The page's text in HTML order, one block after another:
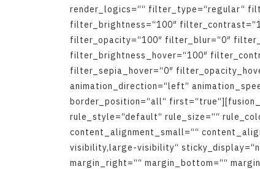
render logics=““ filter type=“regular“ filt
filter brightness=“100″ filter contrast=“1
filter opacity=“100″ filter blur=“0″ filter
filter brightness hover=“100″ filter cont
filter sepia hover=“0″ filter opacity hov
animation direction=“left“ animation spe
border position=“all“ first=“true“][fusion
rule style=“default“ rule size=““ rule col
content alignment small=““ content alig
visibility,large-visibility“ sticky display=“n
margin right=““ margin bottom=““ margin